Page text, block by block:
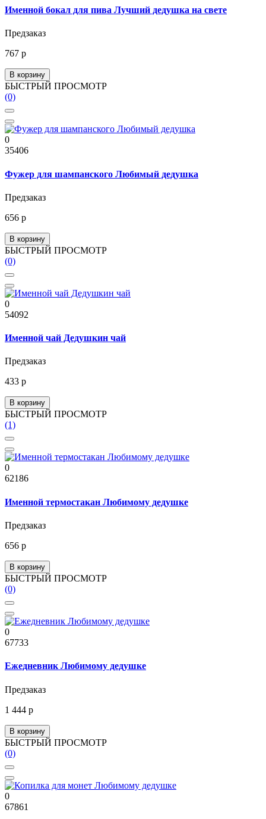
Именной бокал для пива Лучший дедушка на свете
Предзаказ
767 р
В корзину
БЫСТРЫЙ ПРОСМОТР
(0)
0
35406
Фужер для шампанского Любимый дедушка
Предзаказ
656 р
В корзину
БЫСТРЫЙ ПРОСМОТР
(0)
0
54092
Именной чай Дедушкин чай
Предзаказ
433 р
В корзину
БЫСТРЫЙ ПРОСМОТР
(1)
0
62186
Именной термостакан Любимому дедушке
Предзаказ
656 р
В корзину
БЫСТРЫЙ ПРОСМОТР
(0)
0
67733
Ежедневник Любимому дедушке
Предзаказ
1 444 р
В корзину
БЫСТРЫЙ ПРОСМОТР
(0)
0
67861